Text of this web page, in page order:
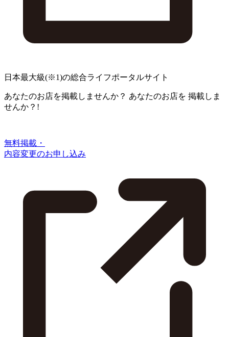
日本最大級(※1)の総合ライフポータルサイト
あなたのお店を掲載しませんか？ あなたのお店を 掲載しま
せんか？!
無料掲載・
内容変更のお申し込み